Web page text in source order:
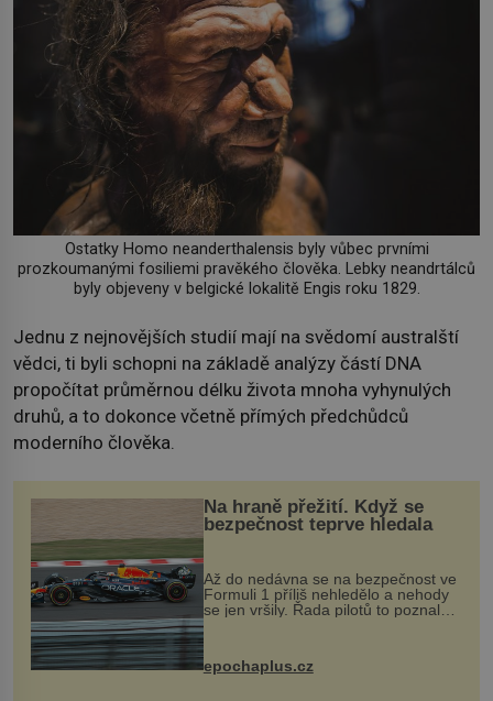
Ostatky Homo neanderthalensis byly vůbec prvními
prozkoumanými fosiliemi pravěkého člověka. Lebky neandrtálců
byly objeveny v belgické lokalitě Engis roku 1829.
Jednu z nejnovějších studií mají na svědomí australští
vědci, ti byli schopni na základě analýzy částí DNA
propočítat průměrnou délku života mnoha vyhynulých
druhů, a to dokonce včetně přímých předchůdců
moderního člověka.
Na hraně přežití. Když se
bezpečnost teprve hledala
Až do nedávna se na bezpečnost ve
Formuli 1 příliš nehledělo a nehody
se jen vršily. Řada pilotů to poznala
na vlastní kůži, často s trvalými
následky nebo bohužel i ztrátou
života. Dnes nepochopiteln...
epochaplus.cz